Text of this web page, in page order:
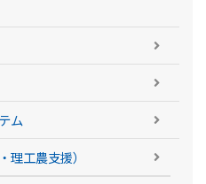
ム
理工農支援）